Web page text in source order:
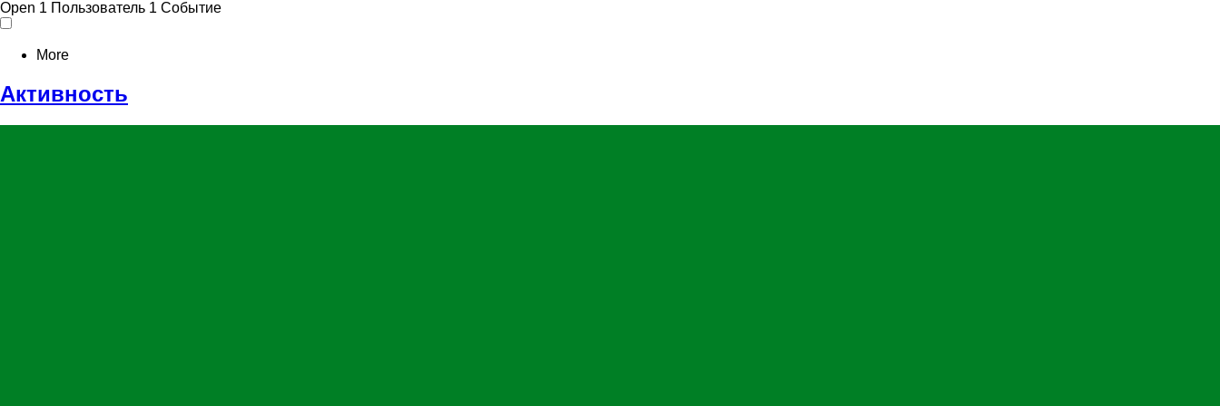
Open 1 Пользователь 1 Событие
More
Активность